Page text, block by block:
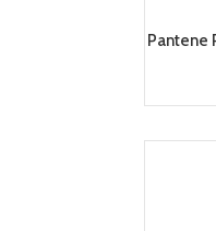
Pantene